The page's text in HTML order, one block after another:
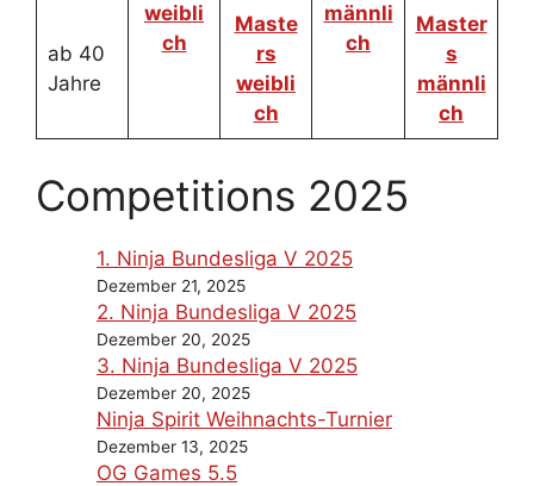
weibli
ch
männli
ch
ab 40
Jahre
Maste
rs
weibli
ch
Master
s
männli
ch
Competitions 2025
1. Ninja Bundesliga V 2025
Dezember 21, 2025
2. Ninja Bundesliga V 2025
Dezember 20, 2025
3. Ninja Bundesliga V 2025
Dezember 20, 2025
Ninja Spirit Weihnachts-Turnier
Dezember 13, 2025
OG Games 5.5